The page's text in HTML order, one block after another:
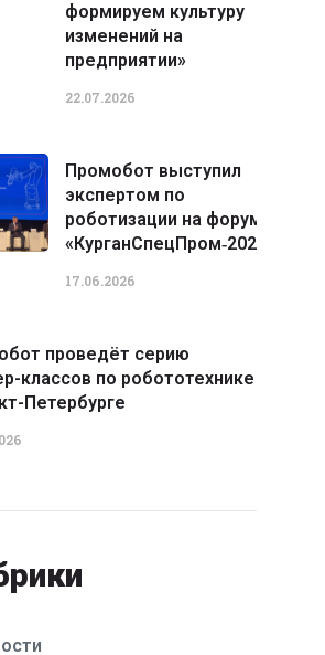
формируем культуру
изменений на
предприятии»
22.07.2026
Промобот выступил
экспертом по
роботизации на форуме
«КурганСпецПром‑2026»
17.06.2026
проведёт серию
классов по робототехнике
Петербурге